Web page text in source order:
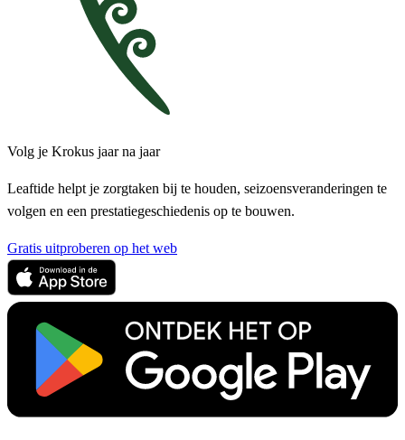
Volg je Krokus jaar na jaar
Leaftide helpt je zorgtaken bij te houden, seizoensveranderingen te
volgen en een prestatiegeschiedenis op te bouwen.
Gratis uitproberen op het web